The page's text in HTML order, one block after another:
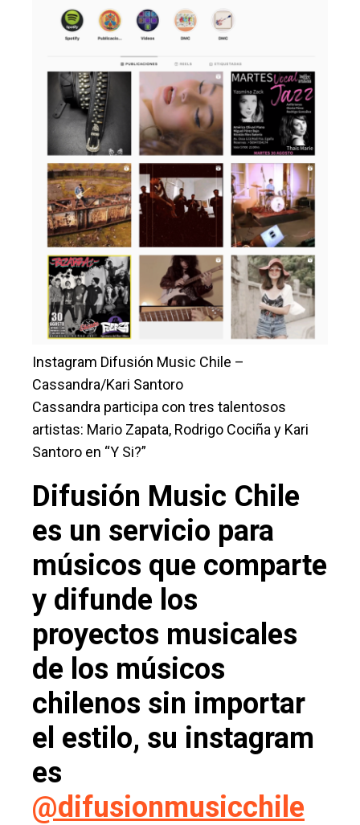
Instagram Difusión Music Chile –
Cassandra/Kari Santoro
Cassandra participa con tres talentosos
artistas: Mario Zapata, Rodrigo Cociña y Kari
Santoro en “Y Si?”
Difusión Music Chile
es un servicio para
músicos que comparte
y difunde los
proyectos musicales
de los músicos
chilenos sin importar
el estilo, su instagram
es
@difusionmusicchile